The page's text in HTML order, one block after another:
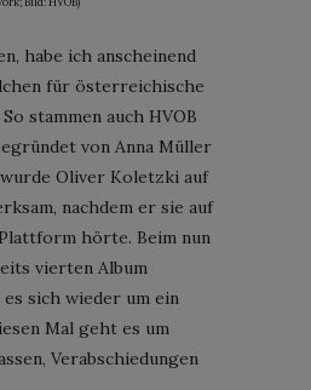
habe ich anscheinend
für österreichische
stammen auch HVOB
von Anna Müller
wurde Oliver Koletzki auf
nachdem er sie auf
hörte. Beim nun
vierten Album
es sich wieder um ein
Mal geht es um
Verabschiedungen